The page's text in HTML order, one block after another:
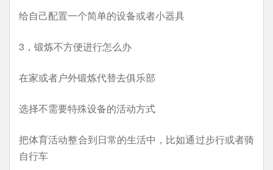
给自己配置一个简单的设备或者小器具
3，锻炼不方便进行怎么办
在家或者户外锻炼代替去俱乐部
选择不需要特殊设备的活动方式
把体育活动整合到日常的生活中，比如通过步行或者骑
自行车